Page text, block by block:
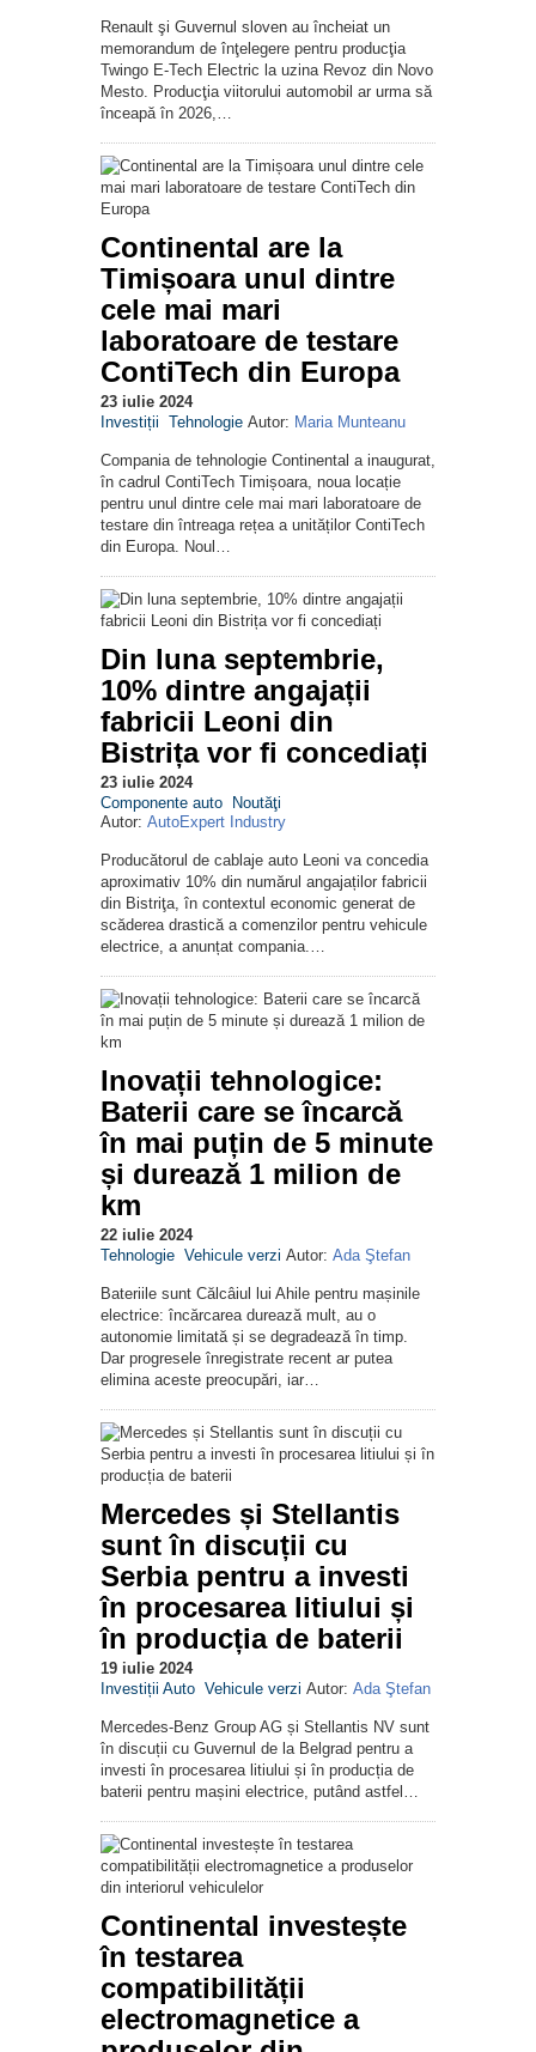
Renault şi Guvernul sloven au încheiat un
memorandum de înţelegere pentru producţia
Twingo E-Tech Electric la uzina Revoz din Novo
Mesto. Producţia viitorului automobil ar urma să
înceapă în 2026,…
Continental are la
Timișoara unul dintre
cele mai mari
laboratoare de testare
ContiTech din Europa
23 iulie 2024
Investiții Tehnologie Autor: Maria Munteanu
Compania de tehnologie Continental a inaugurat,
în cadrul ContiTech Timișoara, noua locație
pentru unul dintre cele mai mari laboratoare de
testare din întreaga rețea a unităților ContiTech
din Europa. Noul…
Din luna septembrie,
10% dintre angajații
fabricii Leoni din
Bistrița vor fi concediați
23 iulie 2024
Componente auto
Noutăţi
Autor: AutoExpert Industry
Producătorul de cablaje auto Leoni va concedia
aproximativ 10% din numărul angajaților fabricii
din Bistriţa, în contextul economic generat de
scăderea drastică a comenzilor pentru vehicule
electrice, a anunțat compania.…
Inovații tehnologice:
Baterii care se încarcă
în mai puțin de 5 minute
și durează 1 milion de
km
22 iulie 2024
Tehnologie Vehicule verzi Autor: Ada Ştefan
Bateriile sunt Călcâiul lui Ahile pentru mașinile
electrice: încărcarea durează mult, au o
autonomie limitată și se degradează în timp.
Dar progresele înregistrate recent ar putea
elimina aceste preocupări, iar…
Mercedes și Stellantis
sunt în discuții cu
Serbia pentru a investi
în procesarea litiului și
în producția de baterii
19 iulie 2024
Investiții Auto Vehicule verzi Autor: Ada Ştefan
Mercedes-Benz Group AG și Stellantis NV sunt
în discuții cu Guvernul de la Belgrad pentru a
investi în procesarea litiului și în producția de
baterii pentru mașini electrice, putând astfel…
Continental investește
în testarea
compatibilității
electromagnetice a